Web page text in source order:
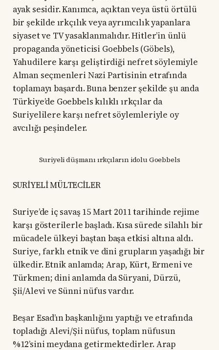
ayak sesidir. Kanımca, açıktan veya üstü örtülü
bir şekilde ırkçılık veya ayrımcılık yapanlara
siyaset ve TV yasaklanmalıdır. Hitler’in ünlü
propaganda yöneticisi Goebbels (Göbels),
Yahudilere karşı geliştirdiği nefret söylemiyle
Alman seçmenleri Nazi Partisinin etrafında
toplamayı başardı. Buna benzer şekilde şu anda
Türkiye’de Goebbels kılıklı ırkçılar da
Suriyelilere karşı nefret söylemleriyle oy
avcılığı peşindeler.
Suriyeli düşmanı ırkçıların idolu Goebbels
SURİYELİ MÜLTECİLER
Suriye’de iç savaş 15 Mart 2011 tarihinde rejime
karşı gösterilerle başladı. Kısa sürede silahlı bir
mücadele ülkeyi baştan başa etkisi altına aldı.
Suriye, farklı etnik ve dini grupların yaşadığı bir
ülkedir. Etnik anlamda; Arap, Kürt, Ermeni ve
Türkmen; dini anlamda da Süryani, Dürzü,
Şii/Alevi ve Sünni nüfus vardır.
Beşar Esad’ın başkanlığını yaptığı ve etrafında
topladığı Alevi/Şii nüfus, toplam nüfusun
%12’sini meydana getirmektedirler. Arap